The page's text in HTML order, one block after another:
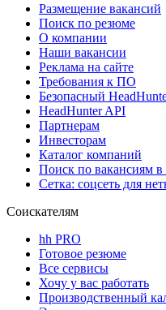
Размещение вакансий
Поиск по резюме
О компании
Наши вакансии
Реклама на сайте
Требования к ПО
Безопасный
HeadHunter API
Партнерам
Инвесторам
Каталог компаний
Поиск по вакансиям
Сетка: соцсеть для
Соискателям
hh PRO
Готовое резюме
Все сервисы
Хочу у вас работать
Производственный